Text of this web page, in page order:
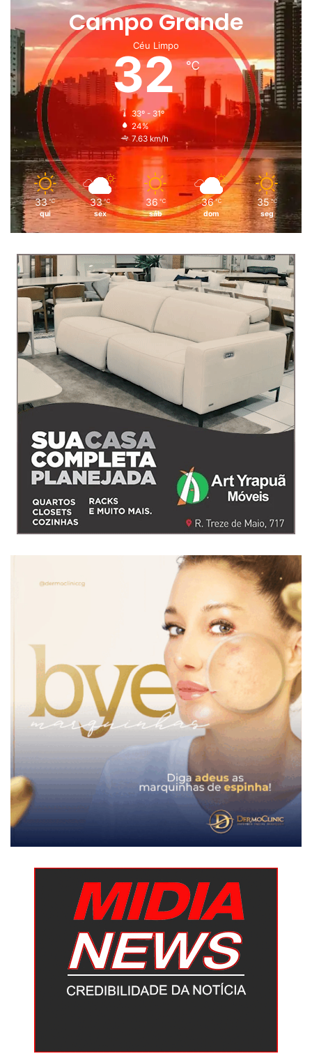
Campo Grande
Céu Limpo
32℃
33º - 31º
24%
7.63 km/h
33 ℃
qui
33 ℃
sex
36 ℃
sáb
36 ℃
dom
35 ℃
seg